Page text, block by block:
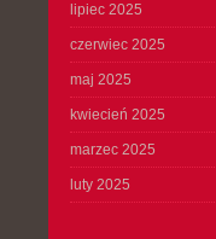
lipiec 2025
czerwiec 2025
maj 2025
kwiecień 2025
marzec 2025
luty 2025